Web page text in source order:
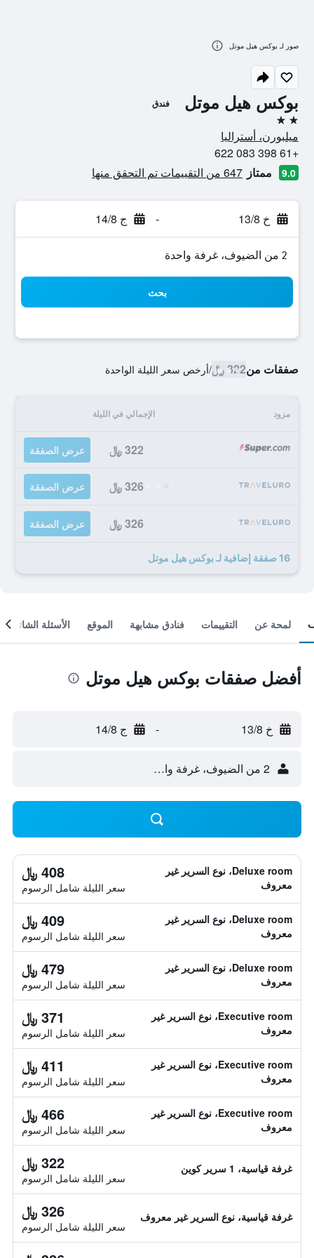
بوكس هيل موتل فندق
2 نجمتين
ميلبورن، أستراليا
+61 398 083 622
9.0 ممتاز 647 من التقييمات تم التحقق منها
خ 13/8 - ج 14/8
2 من الضيوف، غرفة واحدة
بحث
صفقات من322 ﷼ /أرخص سعر الليلة الواحدة
مزود الإجمالي في الليلة
322 ﷼ عرض الصفقة
326 ﷼ عرض الصفقة
326 ﷼ عرض الصفقة
16 صفقة إضافية لـ بوكس هيل موتل
صور لـ بوكس هيل موتل
لمحة عن التقييمات فنادق مشابهة الموقع الأسئلة الشائعة
أفضل صفقات بوكس هيل موتل
خ 13/8 - ج 14/8
2 من الضيوف، غرفة واحدة
Deluxe room، نوع السرير غير
معروف
408 ﷼
سعر الليلة شامل الرسوم
Deluxe room، نوع السرير غير
معروف
409 ﷼
سعر الليلة شامل الرسوم
Deluxe room، نوع السرير غير
معروف
479 ﷼
سعر الليلة شامل الرسوم
Executive room، نوع السرير غير
معروف
371 ﷼
سعر الليلة شامل الرسوم
Executive room، نوع السرير غير
معروف
411 ﷼
سعر الليلة شامل الرسوم
Executive room، نوع السرير غير
معروف
466 ﷼
سعر الليلة شامل الرسوم
غرفة قياسية، 1 سرير كوين 322 ﷼
سعر الليلة شامل الرسوم
غرفة قياسية، نوع السرير غير معروف 326 ﷼
سعر الليلة شامل الرسوم